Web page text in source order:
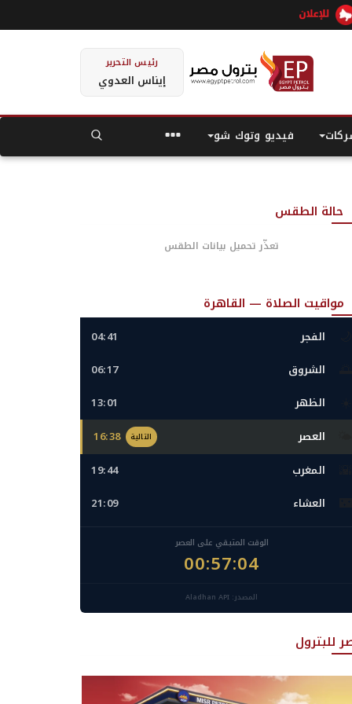
رئيس التحرير
إيناس العدوي
فيديو وتوك شو
حالة الطقس
تعذّر تحميل بيانات الطقس
مواقيت الصلاة — القاهرة
الفجر 04:41
الشروق 06:17
الظهر 13:01
العصر التالية 16:38
المغرب 19:44
العشاء 21:09
الوقت المتبقي على العصر
00:57:03
المصدر: Aladhan API
للبترول